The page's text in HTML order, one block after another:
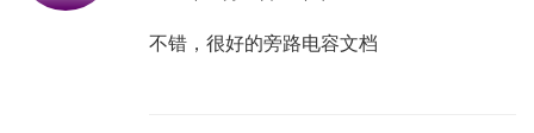
不错，很好的旁路电容文档